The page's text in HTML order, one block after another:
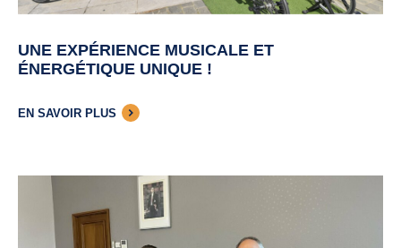
UNE EXPÉRIENCE MUSICALE ET
ÉNERGÉTIQUE UNIQUE !
EN SAVOIR PLUS